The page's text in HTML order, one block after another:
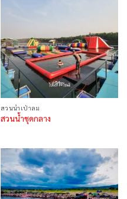
สวนน้ำเป่าลม
สวนน้ำชุดกลาง